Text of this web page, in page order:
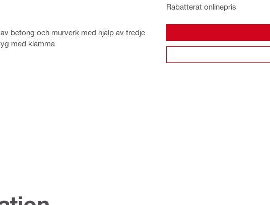
betong och murverk med hjälp av tredje
med klämma
Rabatterat onlinepris